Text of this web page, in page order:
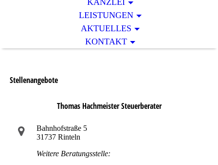
KANZLEI
LEISTUNGEN
AKTUELLES
KONTAKT
Stellenangebote
Thomas Hachmeister Steuerberater
Bahnhofstraße 5
31737 Rinteln
Weitere Beratungsstelle: